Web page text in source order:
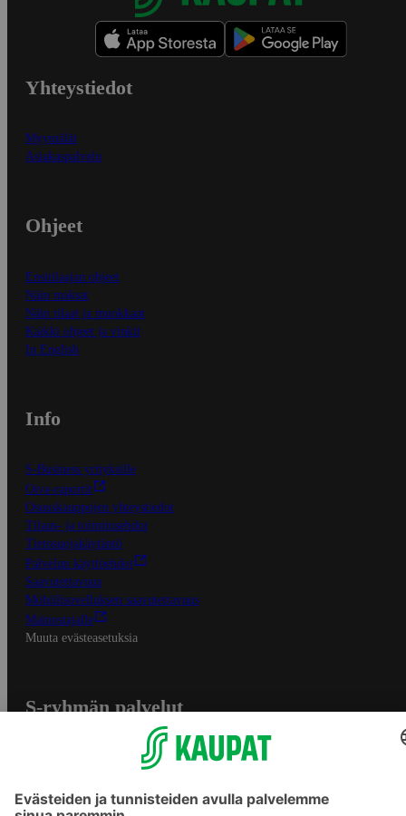
Yhteystiedot
Myymälät
Asiakaspalvelu
Ohjeet
Ensitilaajan ohjeet
Näin maksat
Näin tilaat ja muokkaat
Kaikki ohjeet ja vinkit
In English
Info
S-Business yrityksille
Oiva-raportit
Osuuskauppojen yhteystiedot
Tilaus- ja toimitusehdot
Tietosuojakäytäntö
Palvelun käyttöehdot
Saavutettavuus
Mobiilisovelluksen saavutettavuus
Mainostajalle
Muuta evästeasetuksia
S-ryhmän palvelut
Yhteishyvä Ruoka -sovellus